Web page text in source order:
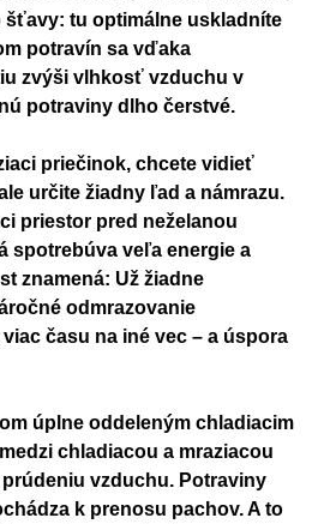
šťavy: tu optimálne uskladníte
potravín sa vďaka
zvýši vlhkosť vzduchu v
potraviny dlho čerstvé.
priečinok, chcete vidieť
určite žiadny ľad a námrazu.
priestor pred neželanou
spotrebúva veľa energie a
znamená: Už žiadne
odmrazovanie
času na iné vec – a úspora
úplne oddeleným chladiacim
chladiacou a mraziacou
vzduchu. Potraviny
k prenosu pachov. A to